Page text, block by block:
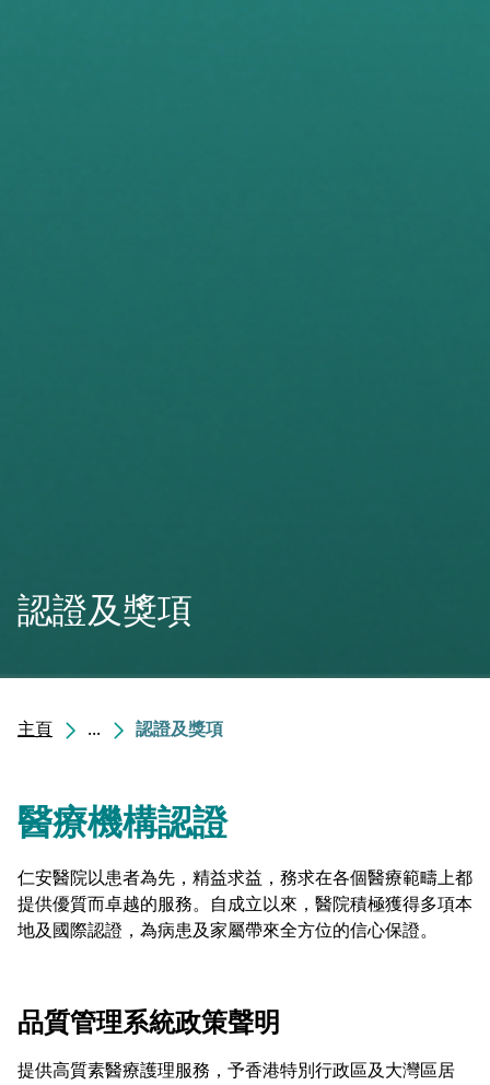
認證及獎項
主頁 ... 認證及獎項
醫療機構認證
仁安醫院以患者為先，精益求益，務求在各個醫療範疇上都
提供優質而卓越的服務。自成立以來，醫院積極獲得多項本
地及國際認證，為病患及家屬帶來全方位的信心保證。
品質管理系統政策聲明
提供高質素醫療護理服務，予香港特別行政區及大灣區居